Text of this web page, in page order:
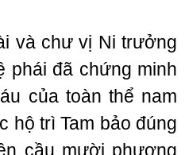
và chư vị Ni trưởng
phái đã chứng minh
của toàn thể nam
hộ trì Tam bảo đúng
cầu mười phương